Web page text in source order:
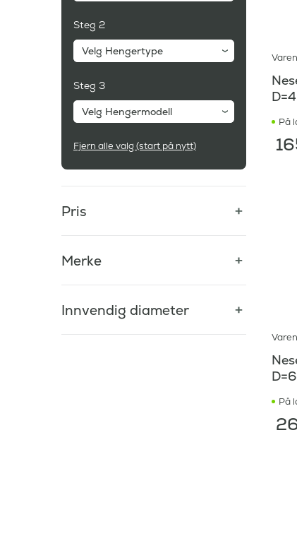
Steg 2
Velg Hengertype
Steg 3
Velg Hengermodell
Fjern alle valg (start på nytt)
Pris
Merke
Innvendig diameter
På
På